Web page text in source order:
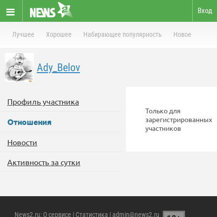
Вход
Лучшее Хорошее Набирающее популярность Новое
Ady_Belov
Профиль участника
Отношения
Новости
Активность за сутки
Только для
зарегистрированных
участников
News2.ru: О сервисе | Статистика | admin@news2.ru